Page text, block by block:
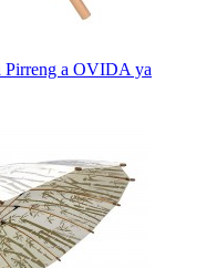
Pirreng a OVIDA ya